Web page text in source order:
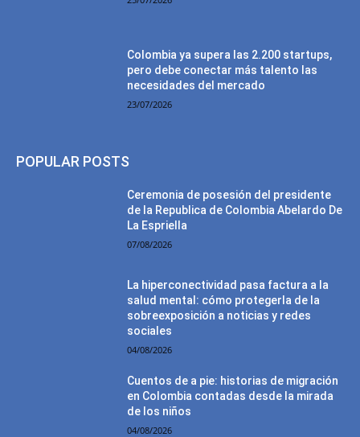
Colombia ya supera las 2.200 startups,
pero debe conectar más talento las
necesidades del mercado
23/07/2026
POPULAR POSTS
Ceremonia de posesión del presidente
de la Republica de Colombia Abelardo De
La Espriella
07/08/2026
La hiperconectividad pasa factura a la
salud mental: cómo protegerla de la
sobreexposición a noticias y redes
sociales
04/08/2026
Cuentos de a pie: historias de migración
en Colombia contadas desde la mirada
de los niños
04/08/2026